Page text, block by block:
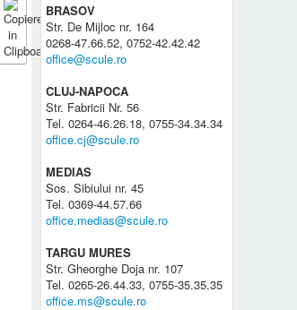
BRASOV
Str. De Mijloc nr. 164
0268-47.66.52, 0752-42.42.42
office@scule.ro
CLUJ-NAPOCA
Str. Fabricii Nr. 56
Tel. 0264-46.26.18, 0755-34.34.34
office.cj@scule.ro
MEDIAS
Sos. Sibiului nr. 45
Tel. 0369-44.57.66
office.medias@scule.ro
TARGU MURES
Str. Gheorghe Doja nr. 107
Tel. 0265-26.44.33, 0755-35.35.35
office.ms@scule.ro